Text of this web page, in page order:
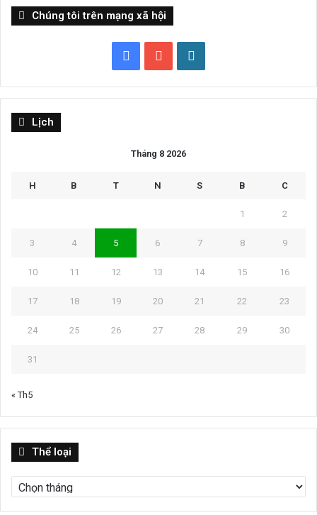
Chúng tôi trên mạng xã hội
FacebookYouTube
Lịch
Tháng 8 2026
H B T N S B C
1 2
3 4 5 6 7 8 9
10 11 12 13 14 15 16
17 18 19 20 21 22 23
24 25 26 27 28 29 30
31
« Th5
Thể loại
loại